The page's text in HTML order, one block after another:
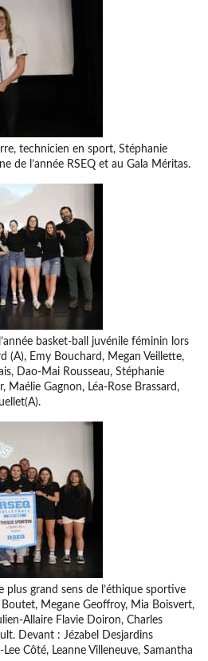
technicien en sport, Stéphanie
de l’année RSEQ et au Gala Méritas.
basket-ball juvénile féminin lors
(A), Emy Bouchard, Megan Veillette,
Dao-Mai Rousseau, Stéphanie
Maélie Gagnon, Léa-Rose Brassard,
plus grand sens de l’éthique sportive
Megane Geoffroy, Mia Boisvert,
Allaire Flavie Doiron, Charles
Devant : Jézabel Desjardins
Côté, Leanne Villeneuve, Samantha